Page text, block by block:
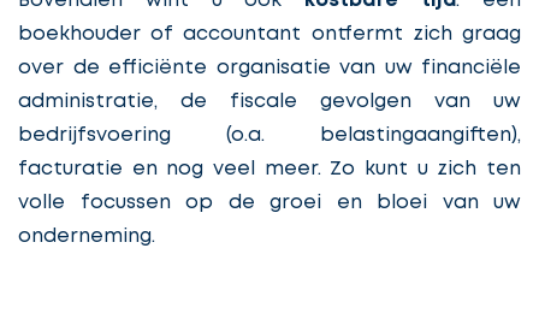
boekhouder of accountant ontfermt zich graag
over de efficiënte organisatie van uw financiële
administratie, de fiscale gevolgen van uw
bedrijfsvoering (o.a. belastingaangiften),
facturatie en nog veel meer. Zo kunt u zich ten
volle focussen op de groei en bloei van uw
onderneming.